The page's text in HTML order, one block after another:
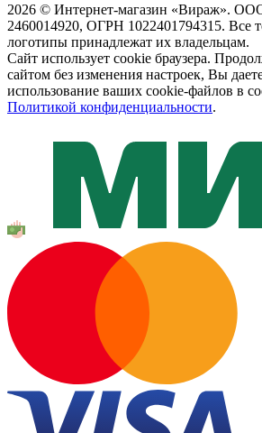
2026 © Интернет-магазин «Вираж».
2460014920, ОГРН 1022401794315. Все
логотипы принадлежат их владельцам.
Сайт использует cookie браузера.
сайтом без изменения настроек, Вы
использование ваших cookie-файлов в
Политикой конфиденциальности.